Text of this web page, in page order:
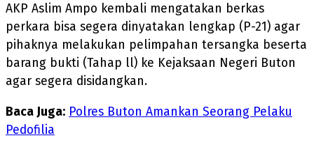
AKP Aslim Ampo kembali mengatakan berkas
perkara bisa segera dinyatakan lengkap (P-21) agar
pihaknya melakukan pelimpahan tersangka beserta
barang bukti (Tahap ll) ke Kejaksaan Negeri Buton
agar segera disidangkan.
Baca Juga: Polres Buton Amankan Seorang Pelaku
Pedofilia